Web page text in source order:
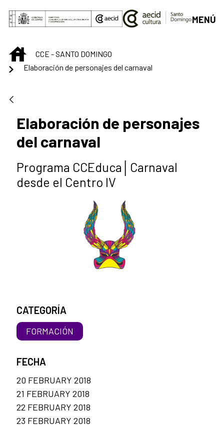
Skip to Main Content
MENÚ
INICIOCCE - SANTO DOMINGO
Elaboración de personajes del carnaval
Elaboración de personajes
del carnaval
Programa CCEduca│Carnaval
desde el Centro IV
CATEGORÍA
FORMACIÓN
FECHA
20 FEBRUARY 2018
21 FEBRUARY 2018
22 FEBRUARY 2018
23 FEBRUARY 2018